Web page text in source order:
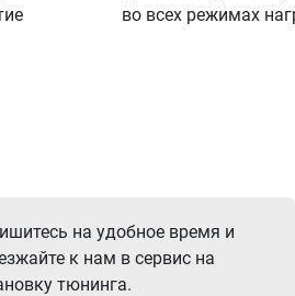
во всех режимах
на удобное время и
к нам в сервис на
тюнинга.